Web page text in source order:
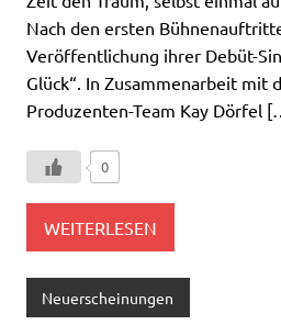
Nach den ersten
Veröffentlichung ihrer Debüt-
Glück“. In Zusammenarbeit mit
Produzenten-Team Kay Dörfel
0
WEITERLESEN
Neuerscheinungen